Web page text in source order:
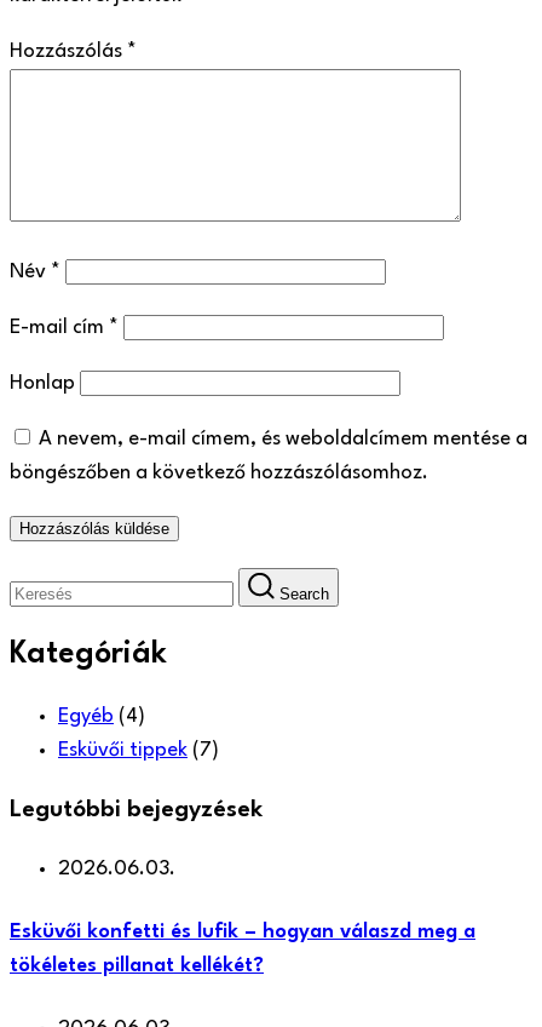
Hozzászólás *
Név *
E-mail cím *
Honlap
A nevem, e-mail címem, és weboldalcímem mentése a
böngészőben a következő hozzászólásomhoz.
Search
Kategóriák
Egyéb (4)
Esküvői tippek (7)
Legutóbbi bejegyzések
2026.06.03.
Esküvői konfetti és lufik – hogyan válaszd meg a
tökéletes pillanat kellékét?